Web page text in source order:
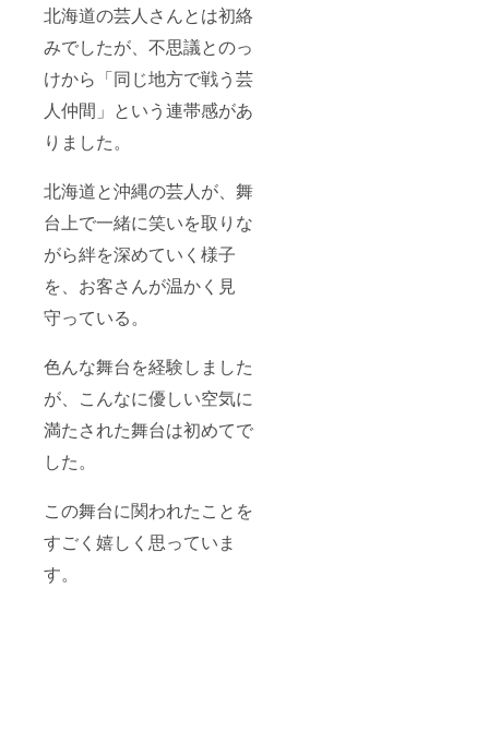
北海道の芸人さんとは初絡
みでしたが、不思議とのっ
けから「同じ地方で戦う芸
人仲間」という連帯感があ
りました。
北海道と沖縄の芸人が、舞
台上で一緒に笑いを取りな
がら絆を深めていく様子
を、お客さんが温かく見
守っている。
色んな舞台を経験しました
が、こんなに優しい空気に
満たされた舞台は初めてで
した。
この舞台に関われたことを
すごく嬉しく思っていま
す。